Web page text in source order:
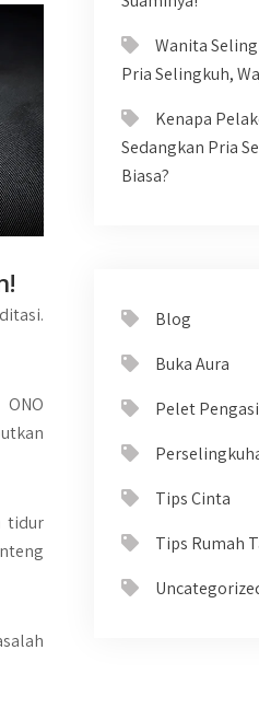
tidur
Wanita
Pria Selingkuh,
Kenapa
Sedangkan Pria
Biasa?
Blog
Buka Aura
Pelet
Tips Cinta
Tips Rumah